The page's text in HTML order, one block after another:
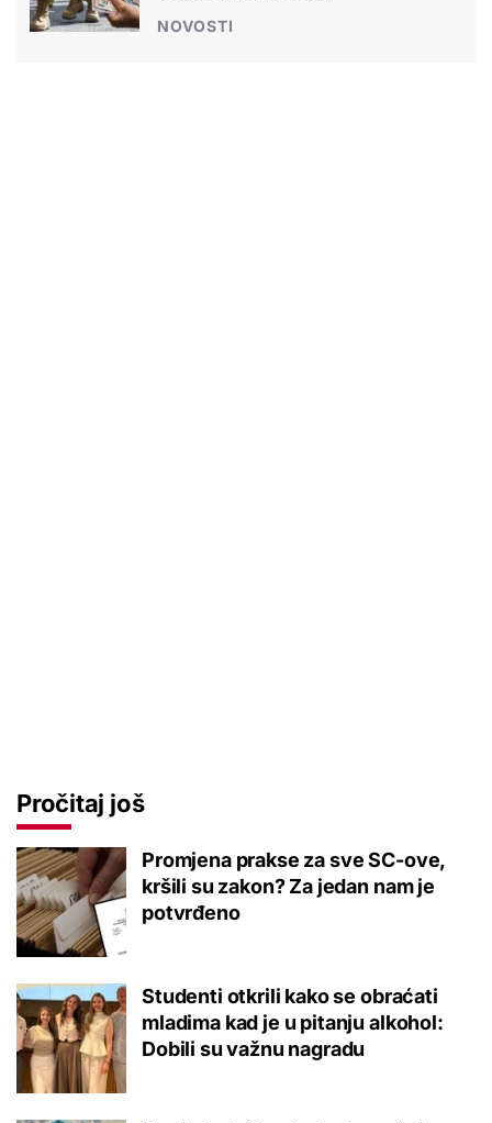
NOVOSTI
Pročitaj još
Promjena prakse za sve SC-ove,
kršili su zakon? Za jedan nam je
potvrđeno
Studenti otkrili kako se obraćati
mladima kad je u pitanju alkohol:
Dobili su važnu nagradu